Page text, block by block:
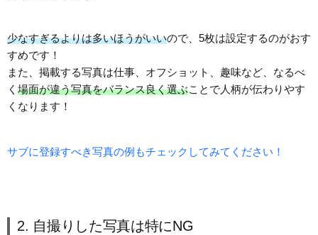
少なすぎるよりは多いほうがいいので、5枚は設定するのがおす
すめです！
また、掲載する写真は仕事、オフショット、趣味など、なるべ
く 場面が違う写真をバランス良く選ぶことで人柄が伝わりやす
くなります！
サブに登録すべき写真の例もチェックしてみてください！
2. 自撮りした写真は特にNG